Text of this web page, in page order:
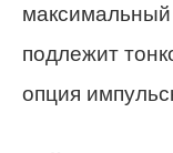
максимальный
подлежит
опция